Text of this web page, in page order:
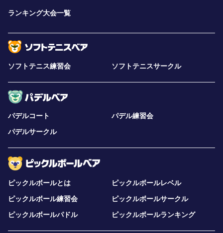
ランキング大会一覧
ソフトテニス練習会 ソフトテニスサークル
パデルコート
パデル練習会
パデルサークル
ピックルボールとは
ピックルボールレベル
ピックルボール練習会
ピックルボールサークル
ピックルボールパドル
ピックルボールランキング